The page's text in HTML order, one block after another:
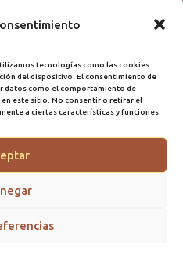
tecnologías como las cookies
del dispositivo. El consentimiento de
datos como el comportamiento de
este sitio. No consentir o retirar el
a ciertas características y funciones.
SL.
Canaria
PH/7192